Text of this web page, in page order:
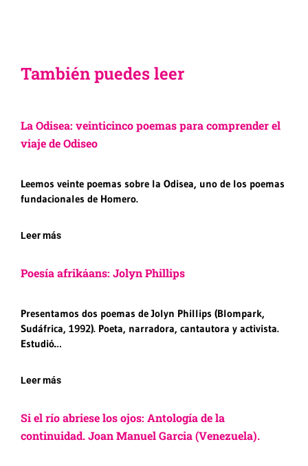
También puedes leer
La Odisea: veinticinco poemas para comprender el
viaje de Odiseo
Leemos veinte poemas sobre la Odisea, uno de los poemas
fundacionales de Homero.
Leer más
Poesía afrikáans: Jolyn Phillips
Presentamos dos poemas de Jolyn Phillips (Blompark,
Sudáfrica, 1992). Poeta, narradora, cantautora y activista.
Estudió…
Leer más
Si el río abriese los ojos: Antología de la
continuidad. Joan Manuel Garcia (Venezuela).